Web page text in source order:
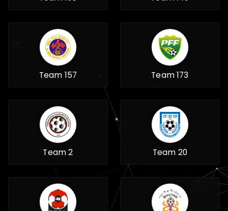
Team 157 Team 173
Team 2 Team 20